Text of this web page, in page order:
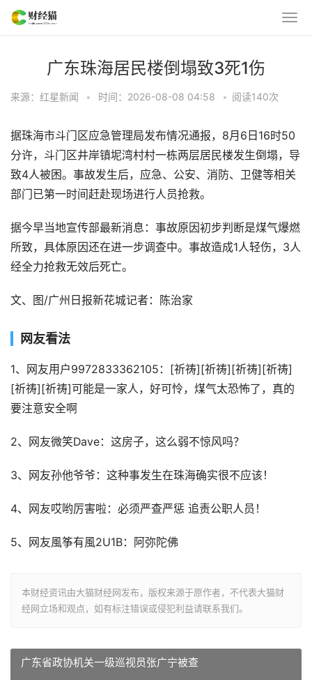
广东珠海居民楼倒塌致3死1伤
来源：红星新闻 • 时间：2026-08-08 04:58 • 阅读140次
据珠海市斗门区应急管理局发布情况通报，8月6日16时50
分许，斗门区井岸镇坭湾村村一栋两层居民楼发生倒塌，导
致4人被困。事故发生后，应急、公安、消防、卫健等相关
部门已第一时间赶赴现场进行人员抢救。
据今早当地宣传部最新消息：事故原因初步判断是煤气爆燃
所致，具体原因还在进一步调查中。事故造成1人轻伤，3人
经全力抢救无效后死亡。
文、图/广州日报新花城记者：陈治家
网友看法
1、网友用户9972833362105：[祈祷][祈祷][祈祷][祈祷]
[祈祷][祈祷]可能是一家人，好可怜，煤气太恐怖了，真的
要注意安全啊
2、网友微笑Dave：这房子，这么弱不惊风吗？
3、网友孙他爷爷：这种事发生在珠海确实很不应该！
4、网友哎哟厉害啦：必须严查严惩 追责公职人员！
5、网友風筝有風2U1B：阿弥陀佛
本财经资讯由大猫财经网发布，版权来源于原作者，不代表大猫财
经网立场和观点，如有标注错误或侵犯利益请联系我们。
广东省政协机关一级巡视员张广宁被查